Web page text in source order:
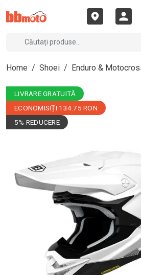
Home / Shoei / Enduro &
LIVRARE GRATUITĂ
ECONOMISIȚI 134.75 RON
5% REDUCERE